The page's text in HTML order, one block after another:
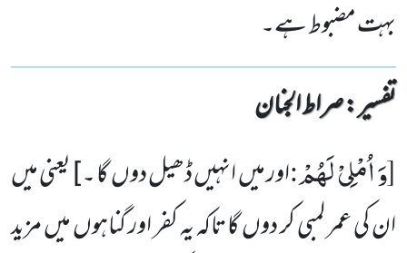
بہت مضبوط ہے۔
تفسیر : ‎صراط الجنان
[وَ اُمْلِیْ لَهُمْ:اور میں انہیں ڈھیل دوں گا ۔] یعنی میں
ان کی عمر لمبی کر دوں گا تاکہ یہ کفر اور گناہوں میں مزید